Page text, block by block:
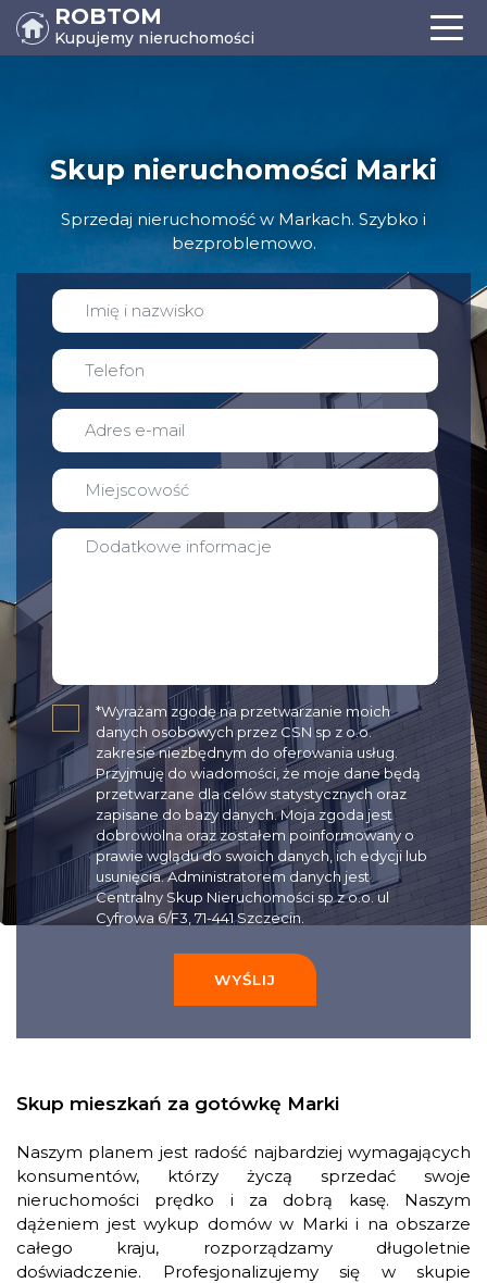
ROBTOM
Kupujemy nieruchomości
Skup nieruchomości Marki
Sprzedaj nieruchomość w Markach. Szybko i
bezproblemowo.
*Wyrażam zgodę na przetwarzanie moich
danych osobowych przez CSN sp z o.o.
zakresie niezbędnym do oferowania usług.
Przyjmuję do wiadomości, że moje dane będą
przetwarzane dla celów statystycznych oraz
zapisane do bazy danych. Moja zgoda jest
dobrowolna oraz zostałem poinformowany o
prawie wglądu do swoich danych, ich edycji lub
usunięcia. Administratorem danych jest
Centralny Skup Nieruchomości sp z o.o. ul
Cyfrowa 6/F3, 71-441 Szczecin.
WYŚLIJ
Skup mieszkań za gotówkę Marki
Naszym planem jest radość najbardziej wymagających
konsumentów, którzy życzą sprzedać swoje
nieruchomości prędko i za dobrą kasę. Naszym
dążeniem jest wykup domów w Marki i na obszarze
całego kraju, rozporządzamy długoletnie
doświadczenie. Profesjonalizujemy się w skupie